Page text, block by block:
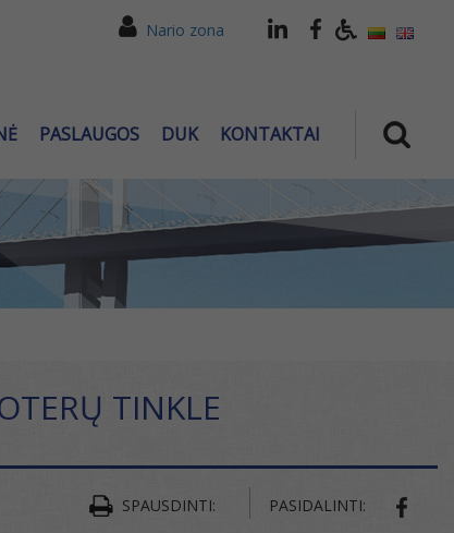
Nario zona
PASLAUGOS DUK KONTAKTAI
TINKLE
SPAUSDINTI: PASIDALINTI: